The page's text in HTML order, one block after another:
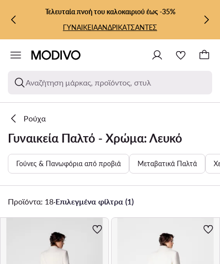
ΜΕΤΆΒΑΣΗ ΣΤΟ ΚΎΡΙΟ ΠΕΡΙΕΧΌΜΕΝΟ
ΜΕΤΆΒΑΣΗ ΣΤΗΝ ΑΝΑΖΉΤΗΣΗ
Τελευταία πνοή του καλοκαιριού έως -35%
ΓΥΝΑΙΚΕΙΑΑΝΔΡΙΚΑΤΣΑΝΤΕΣ
Αναζήτηση μάρκας, προϊόντος, στυλ
Ρούχα
Γυναικεία Παλτό - Χρώμα: Λευκό
Γούνες & Πανωφόρια από προβιά Μεταβατικά Παλτά
Προϊόντα: 18·Επιλεγμένα φίλτρα (1)